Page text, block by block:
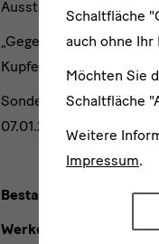
Ausstellung anlässlich
„Gegen den Strich.
Kupferstich-Kabinett
Sonderpräsentation
07.01.2024), Werke
Bestand der SKD:
Werke im Albertinum:
Schaltfläche
auch ohne
Möchten Sie
Schaltfläche
Weitere
Impressum.